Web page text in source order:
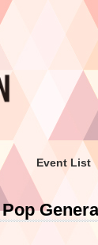
Event List